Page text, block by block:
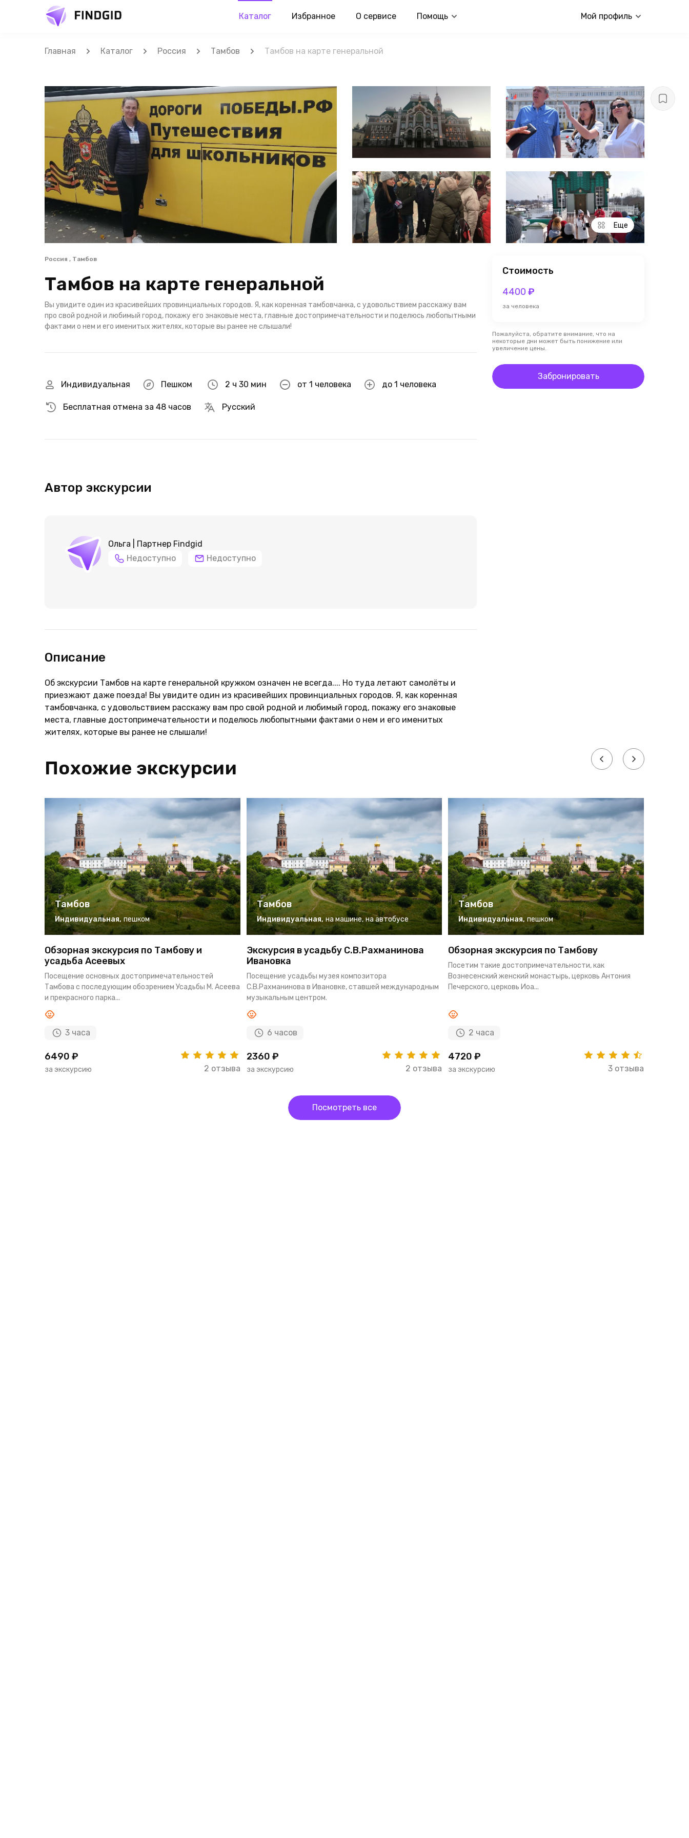
Каталог Избранное О сервисе Помощь Мой профиль
Главная Каталог Россия Тамбов Тамбов на карте генеральной
Еще
Россия , Тамбов
Тамбов на карте генеральной
Вы увидите один из красивейших провинциальных городов. Я, как коренная тамбовчанка, с удовольствием расскажу вам
про свой родной и любимый город, покажу его знаковые места, главные достопримечательности и поделюсь любопытными
фактами о нем и его именитых жителях, которые вы ранее не слышали!
Индивидуальная Пешком 2 ч 30 мин от 1 человека до 1 человека
Бесплатная отмена за 48 часов Русский
Автор экскурсии
Ольга | Партнер Findgid
Недоступно
Недоступно
Описание
Об экскурсии Тамбов на карте генеральной кружком означен не всегда.... Но туда летают самолёты и
приезжают даже поезда! Вы увидите один из красивейших провинциальных городов. Я, как коренная
тамбовчанка, с удовольствием расскажу вам про свой родной и любимый город, покажу его знаковые
места, главные достопримечательности и поделюсь любопытными фактами о нем и его именитых
жителях, которые вы ранее не слышали!
Стоимость
4400 ₽
за человека
Пожалуйста, обратите внимание, что на
некоторые дни может быть понижение или
увеличение цены.
Забронировать
Похожие экскурсии
Тамбов
Индивидуальная, пешком
Обзорная экскурсия по Тамбову и
усадьба Асеевых
Посещение основных достопримечательностей
Тамбова с последующим обозрением Усадьбы М. Асеева
и прекрасного парка...
3 часа
6490 ₽
за экскурсию 2 отзыва
Тамбов
Индивидуальная, на машине, на автобусе
Экскурсия в усадьбу С.В.Рахманинова
Ивановка
Посещение усадьбы музея композитора
С.В.Рахманинова в Ивановке, ставшей международным
музыкальным центром.
6 часов
2360 ₽
за экскурсию 2 отзыва
Тамбов
Индивидуальная, пешком
Обзорная экскурсия по Тамбову
Посетим такие достопримечательности, как
Вознесенский женский монастырь, церковь Антония
Печерского, церковь Иоа...
2 часа
4720 ₽
за экскурсию 3 отзыва
Посмотреть все